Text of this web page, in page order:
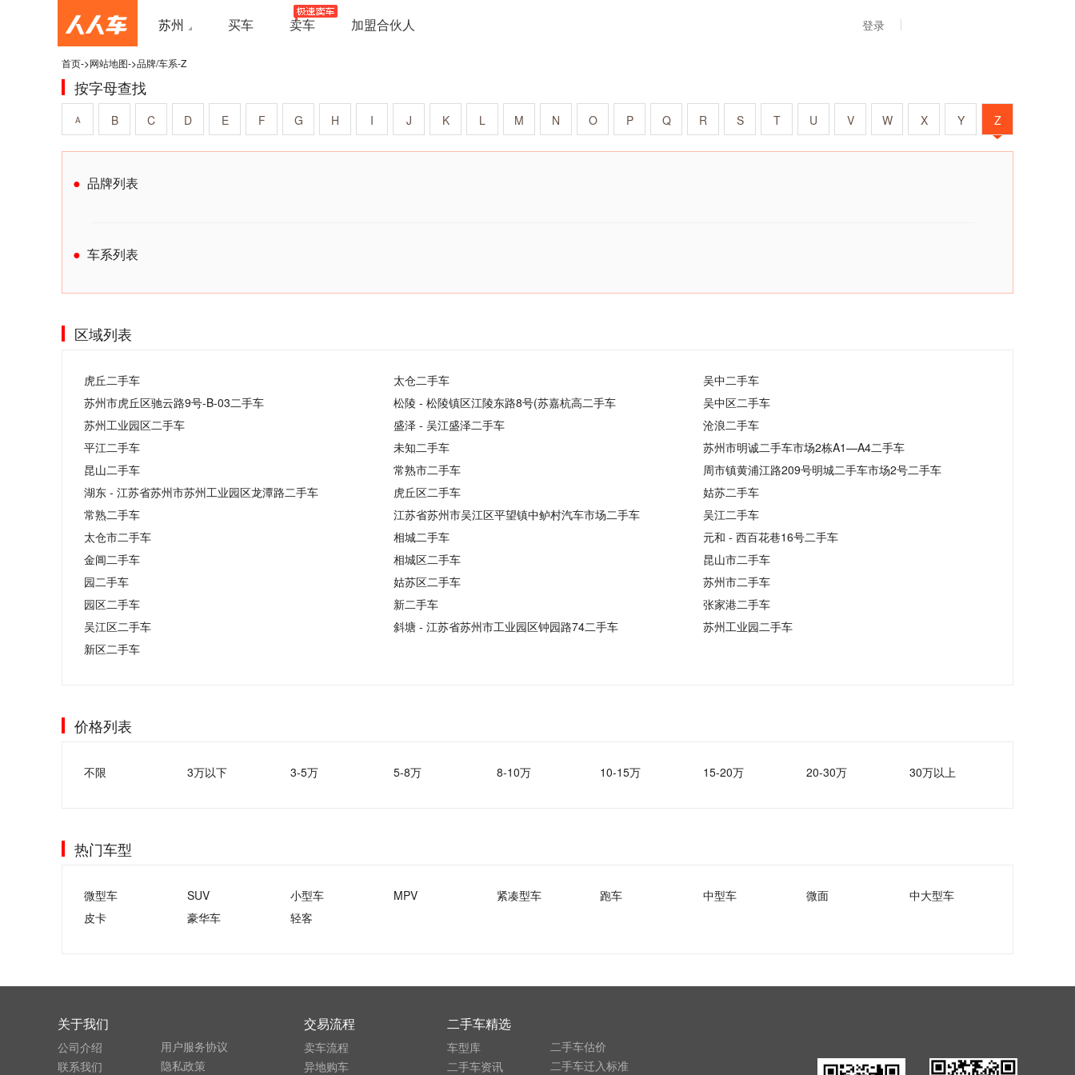
苏州 买车 卖车 加盟合伙人 登录
首页->网站地图->品牌/车系-Z
按字母查找
A B C D E F G H I J K L M N O P Q R S T U V W X Y Z
品牌列表
车系列表
区域列表
虎丘二手车 太仓二手车
吴中二手车
苏州市虎丘区驰云路9号-B-03二手车
松陵 - 松陵镇区江陵东路8号(苏嘉杭高二手车
吴中区二手车
苏州工业园区二手车
盛泽 - 吴江盛泽二手车
沧浪二手车
平江二手车
未知二手车
苏州市明诚二手车市场2栋A1—A4二手车
昆山二手车
常熟市二手车
周市镇黄浦江路209号明城二手车市场2号二手车
湖东 - 江苏省苏州市苏州工业园区龙潭路二手车
虎丘区二手车
姑苏二手车
常熟二手车
江苏省苏州市吴江区平望镇中鲈村汽车市场二手车
吴江二手车
太仓市二手车
相城二手车
元和 - 西百花巷16号二手车
金阊二手车
相城区二手车
昆山市二手车
园二手车
姑苏区二手车
苏州市二手车
园区二手车
新二手车
张家港二手车
吴江区二手车
斜塘 - 江苏省苏州市工业园区钟园路74二手车
苏州工业园二手车
新区二手车
价格列表
不限 3万以下 3-5万 5-8万 8-10万 10-15万 15-20万 20-30万 30万以上
热门车型
微型车 SUV 小型车 MPV 紧凑型车 跑车 中型车 微面
中大型车
皮卡
豪华车 轻客
关于我们
公司介绍
联系我们
用户服务协议
隐私政策
交易流程
卖车流程
异地购车
二手车精选
车型库
二手车资讯
二手车估价
二手车迁入标准